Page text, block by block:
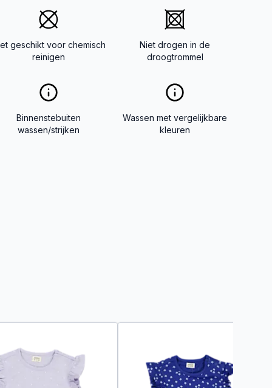
geschikt voor chemisch
reinigen
Niet drogen in de
droogtrommel
Binnenstebuiten
wassen/strijken
Wassen met vergelijkbare
kleuren